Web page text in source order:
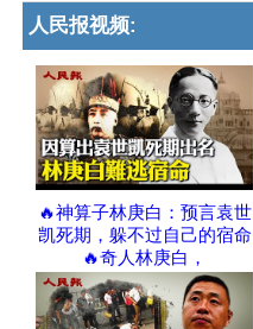
人民报视频:
🔥神算子林庚白：预言袁世
凯死期，躲不过自己的宿命
🔥奇人林庚白，